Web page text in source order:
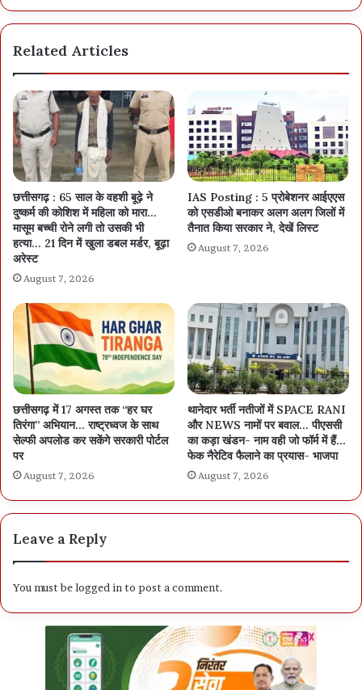
Related Articles
छत्तीसगढ़ : 65 साल के वहशी बूढ़े ने
दुष्कर्म की कोशिश में महिला को मारा…
मासूम बच्ची रोने लगी तो उसकी भी
हत्या… 21 दिन में खुला डबल मर्डर, बूढ़ा
अरेस्ट
August 7, 2026
IAS Posting : 5 प्रोबेशनर आईएएस
को एसडीओ बनाकर अलग अलग जिलों में
तैनात किया सरकार ने, देखें लिस्ट
August 7, 2026
छत्तीसगढ़ में 17 अगस्त तक “हर घर
तिरंगा” अभियान… राष्ट्रध्वज के साथ
सेल्फी अपलोड कर सकेंगे सरकारी पोर्टल
पर
August 7, 2026
थानेदार भर्ती नतीजों में SPACE RANI
और NEWS नामों पर बवाल… पीएससी
का कड़ा खंडन- नाम वही जो फॉर्म में हैं…
फेक नैरेटिव फैलाने का प्रयास- भाजपा
August 7, 2026
Leave a Reply
You must belogged in to post a comment.